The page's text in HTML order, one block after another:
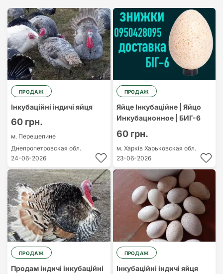
Найдешевший
ПРОДАЖ
Інкубаційні індичі яйця
60 грн.
м. Перещепине
Днепропетровская обл.
24-06-2026
ПРОДАЖ
Яйце Інкубаційне | Яйцо
Инкубационное | БИГ-6
60 грн.
м. Харків Харьковская обл.
23-06-2026
ПРОДАЖ
Продам індичі інкубаційні
ПРОДАЖ
Інкубаційні індичі яйця